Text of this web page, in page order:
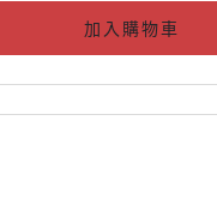
加入購物車